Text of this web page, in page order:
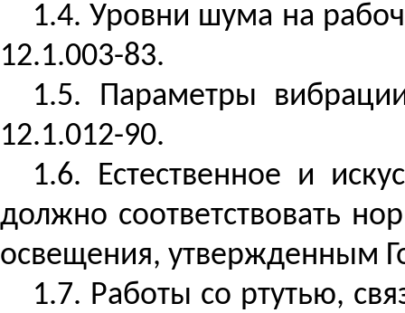
1.4. Уровни шума на
12.1.003-83.
1.5. Параметры
12.1.012-90.
1.6. Естественное и
должно соответствовать
освещения, утвержденным
1.7. Работы со ртутью,